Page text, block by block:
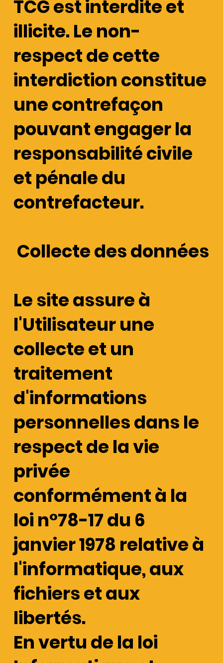
TCG est interdite et
illicite. Le non-
respect de cette
interdiction constitue
une contrefaçon
pouvant engager la
responsabilité civile
et pénale du
contrefacteur.
Collecte des données
Le site assure à
l'Utilisateur une
collecte et un
traitement
d'informations
personnelles dans le
respect de la vie
privée
conformément à la
loi n°78-17 du 6
janvier 1978 relative à
l'informatique, aux
fichiers et aux
libertés.
En vertu de la loi